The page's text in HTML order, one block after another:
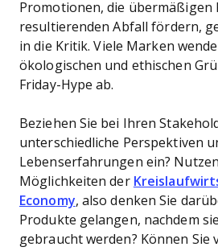
Promotionen, die übermäßigen
resultierenden Abfall fördern,
in die Kritik. Viele Marken
ökologischen und ethischen
Friday-Hype ab.
Beziehen Sie bei Ihren
unterschiedliche Perspektiven
Lebenserfahrungen ein?
Möglichkeiten der
Economy, also denken Sie
Produkte gelangen, nachdem
gebraucht werden? Können Sie